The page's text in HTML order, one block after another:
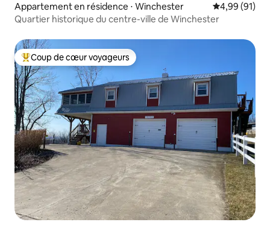
Appartement en résidence ⋅ Winchester Évaluation
4,99 (91)
Quartier historique du centre-ville de Winchester
Coups de cœur voyageurs les plus appréciés
Coup de cœur voyageurs